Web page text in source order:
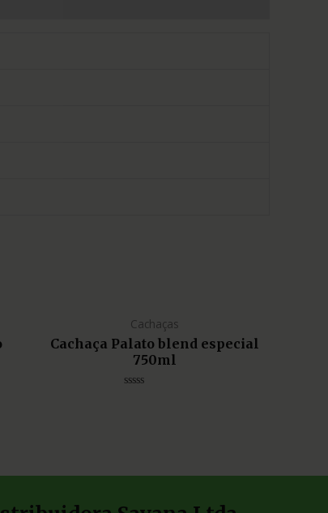
Cachaças
Cachaça Palato blend especial
750ml